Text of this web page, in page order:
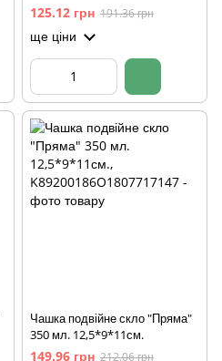
125.12 грн 191.36 грн
ще ціни
Чашка подвійне скло "Пряма"
350 мл. 12,5*9*11см.
149.96 грн 212.06 грн